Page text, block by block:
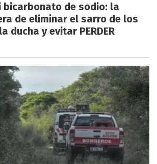
bicarbonato de sodio: la
de eliminar el sarro de los
ducha y evitar PERDER